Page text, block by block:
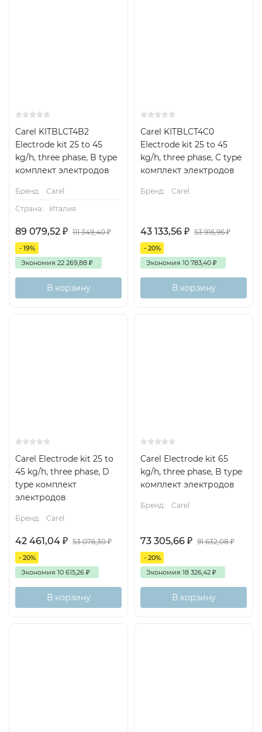
Carel KITBLCT4B2
Electrode kit 25 to 45
kg/h, three phase, B type
комплект электродов
Бренд:
Carel
Страна:
Италия
89 079,52 ₽ 111 349,40₽
- 19%
Экономия 22 269,88 ₽
В корзину
Carel KITBLCT4C0
Electrode kit 25 to 45
kg/h, three phase, C type
комплект электродов
Бренд: Carel
43 133,56 ₽ 53 916,96₽
- 20%
Экономия 10 783,40 ₽
В корзину
Carel Electrode kit 25 to
45 kg/h, three phase, D
type комплект
электродов
Бренд: Carel
42 461,04 ₽ 53 076,30₽
- 20%
Экономия 10 615,26 ₽
В корзину
Carel Electrode kit 65
kg/h, three phase, B type
комплект электродов
Бренд: Carel
73 305,66 ₽ 91 632,08₽
- 20%
Экономия 18 326,42 ₽
В корзину